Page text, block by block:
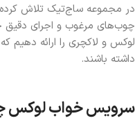
در مجموعه ساج‌تیک تلاش
چوب‌های مرغوب و اجرای دقیق
لوکس و لاکچری را ارائه دهیم
داشته باشند.
سرویس خواب لوکس